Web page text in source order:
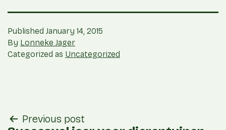
Published January 14, 2015
By Lonneke Jager
Categorized as Uncategorized
post
Previous post